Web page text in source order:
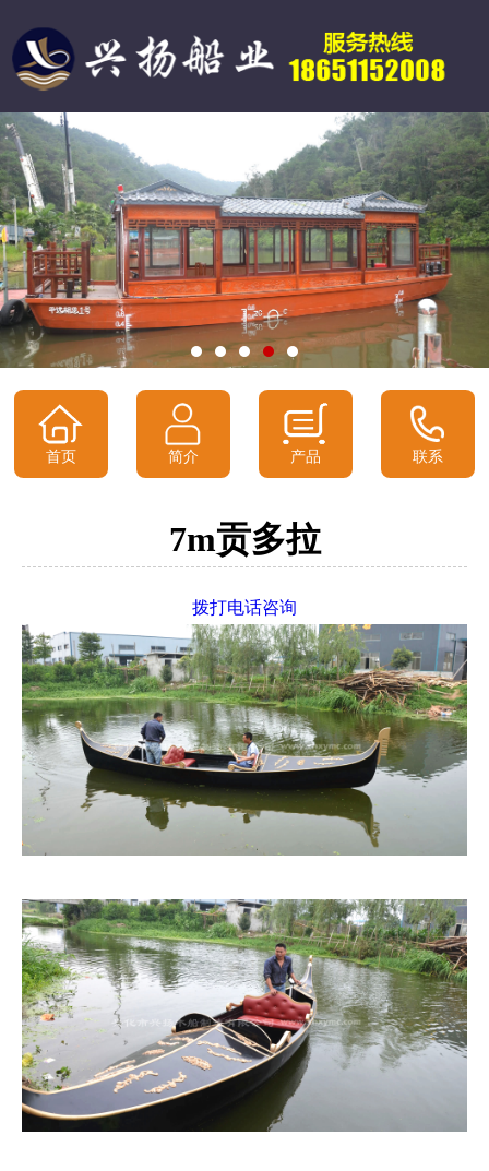
首页 简介 产品 联系
7m贡多拉
拨打电话咨询